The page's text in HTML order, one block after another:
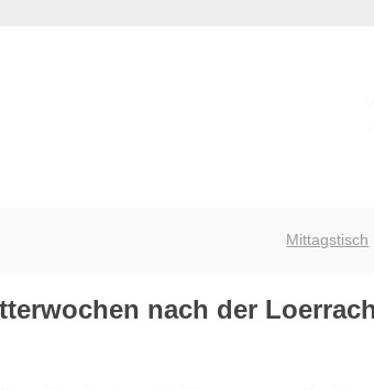
Mittagstisch
nach der